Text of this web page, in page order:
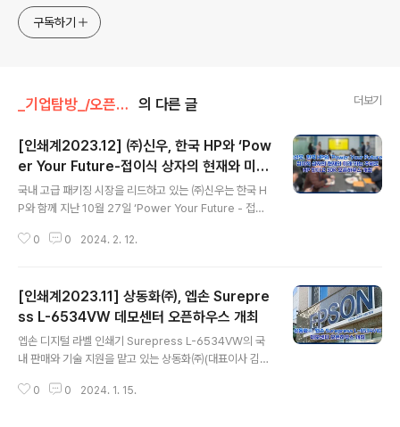
구독하기
_기업탐방_/오픈하우스 의 다른 글 더보기
[인쇄계2023.12] ㈜신우, 한국 HP와 ‘Pow
er Your Future-접이식 상자의 현재와 미
래’라는 주제로 HP 인디고 30K 오픈하우스
개최
국내 고급 패키징 시장을 리드하고 있는 ㈜신우는 한국 H
P와 함께 지난 10월 27일 ‘Power Your Future - 접이
하우스를 개최했다. 경기도 용인에 위치한 ㈜신우의 신 공
담당 홍지연 차장의 사회로 진행되었다. 한국 HP에서 HP
인디고와 PWI 비즈니스를 담당하고 있는 김성균 이사의
인사말을 시작으로 이번 행사를 위해 공장을 오픈한 ㈜신
우에 대한 감사패 수여가 있었으며, ㈜신우 유영파 이사의
환영사가 그 뒤를 이었다. 김성균 이사는 인사말을 통해 행
사를 준비한 마케팅 담당자와 참석자 및 채널 파트너에게
0 0 2024. 2. 12.
[인쇄계2023.11] 상동화㈜, 엡손 Surepre
ss L-6534VW 데모센터 오픈하우스 개최
엡손 디지털 라벨 인쇄기 Surepress L-6534VW의 국
내 판매와 기술 지원을 맡고 있는 상동화㈜(대표이사 김원
에 데모센터를 마련하고 지난 10월 20일 오픈하우스를 개
0 0 2024. 1. 15.